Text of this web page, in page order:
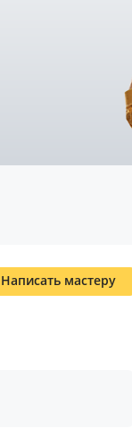
Написать мастеру